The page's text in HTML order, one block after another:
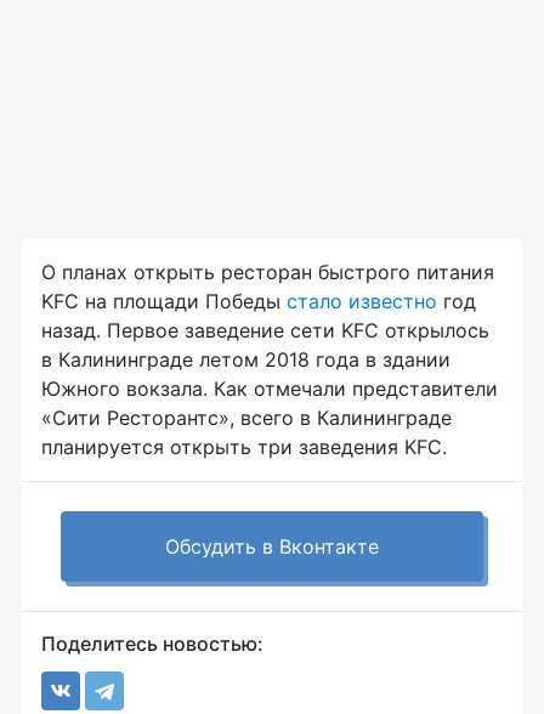
О планах открыть ресторан быстрого питания
KFC на площади Победы стало известно год
назад. Первое заведение сети KFC открылось
в Калининграде летом 2018 года в здании
Южного вокзала. Как отмечали представители
«Сити Ресторантс», всего в Калининграде
планируется открыть три заведения KFC.
Обсудить в Вконтакте
Поделитесь новостью: